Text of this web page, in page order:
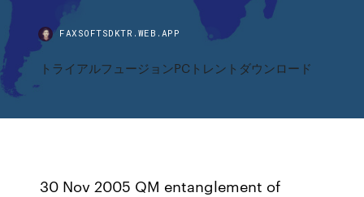
FAXSOFTSDKTR.WEB.APP
トライアルフュージョンPCトレントダウンロード
30 Nov 2005 QM entanglement of